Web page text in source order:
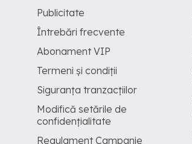
Publicitate
Întrebări frecvente
Abonament VIP
Termeni și condiții
Siguranța tranzacțiilor
Modifică setările de
confidențialitate
Regulament Campanie